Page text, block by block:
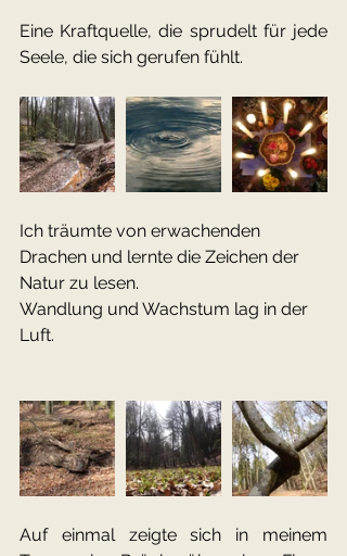
Eine Kraftquelle, die sprudelt für jede
Seele, die sich gerufen fühlt.
Ich träumte von erwachenden
Drachen und lernte die Zeichen der
Natur zu lesen.
Wandlung und Wachstum lag in der
Luft.
Auf einmal zeigte sich in meinem